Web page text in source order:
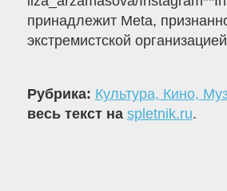
принадлежит Meta,
экстремистской
Рубрика: Культура, Кино,
весь текст на spletnik.ru.